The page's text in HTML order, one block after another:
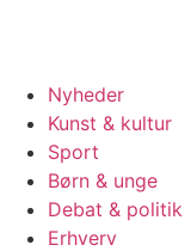
Nyheder
Kunst & kultur
Sport
Børn & unge
Debat & politik
Erhverv